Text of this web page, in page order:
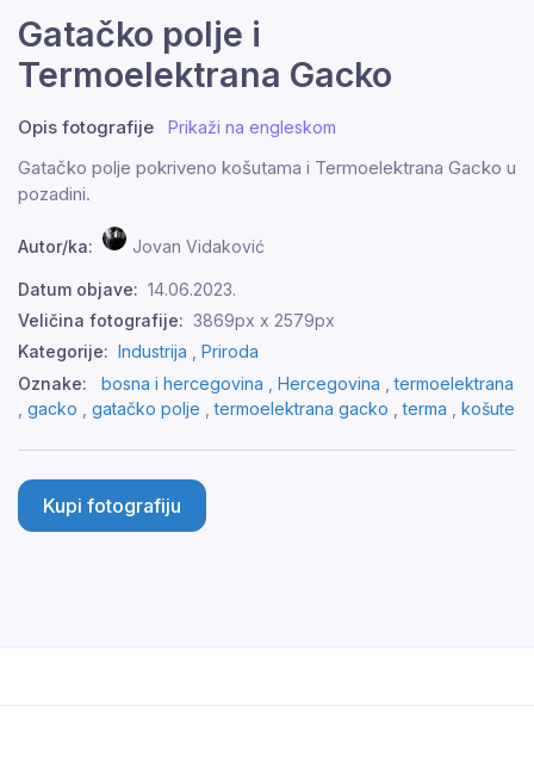
Gatačko polje i
Termoelektrana Gacko
Opis fotografije Prikaži na engleskom
Gatačko polje pokriveno košutama i Termoelektrana Gacko u
pozadini.
Autor/ka: Jovan Vidaković
Datum objave: 14.06.2023.
Veličina fotografije: 3869px x 2579px
Kategorije: Industrija , Priroda
Oznake:
bosna i hercegovina Hercegovina ,termoelektrana
gacko gatačko polje ,termoelektrana gacko ,terma košute
Kupi fotografiju